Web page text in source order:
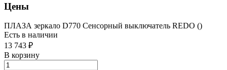
Цены
ПЛАЗА зеркало D770 Сенсорный выключатель REDO ()
Есть в наличии
13 743 ₽
В корзину